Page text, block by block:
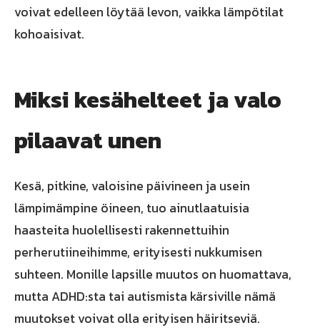
voivat edelleen löytää levon, vaikka lämpötilat
kohoaisivat.
Miksi kesähelteet ja valo
pilaavat unen
Kesä, pitkine, valoisine päivineen ja usein
lämpimämpine öineen, tuo ainutlaatuisia
haasteita huolellisesti rakennettuihin
perherutiineihimme, erityisesti nukkumisen
suhteen. Monille lapsille muutos on huomattava,
mutta ADHD:sta tai autismista kärsiville nämä
muutokset voivat olla erityisen häiritseviä.